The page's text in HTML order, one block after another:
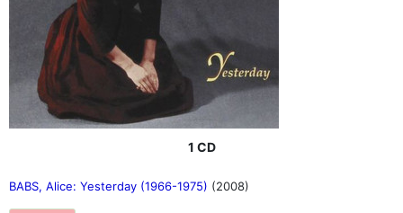
1 CD
BABS, Alice: Yesterday (1966-1975) (2008)